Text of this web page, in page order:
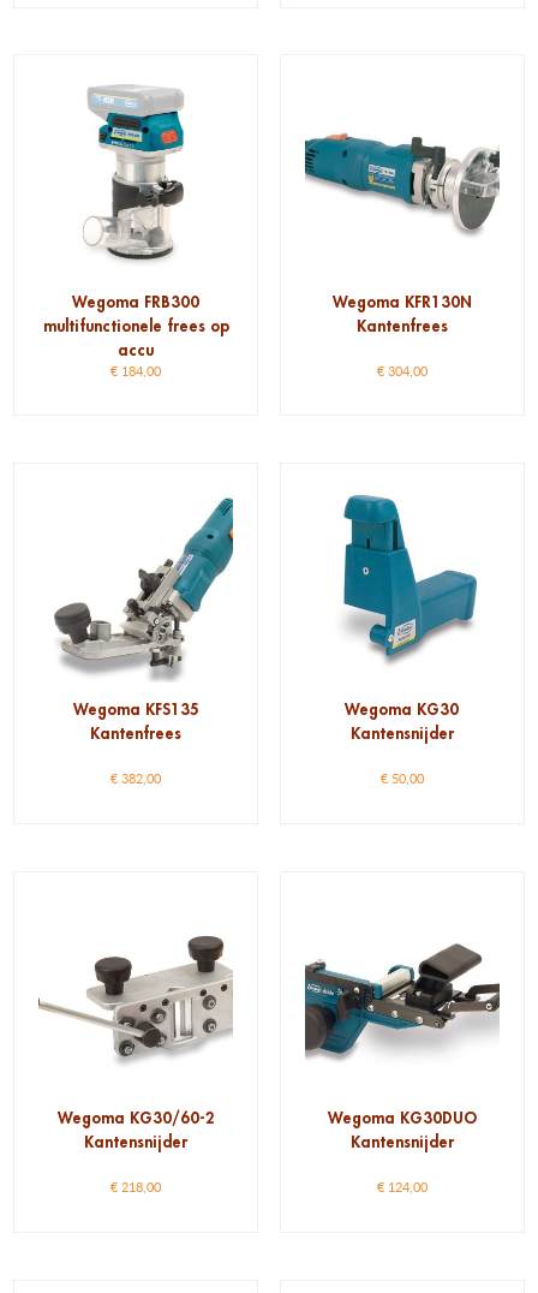
Wegoma FRB300
multifunctionele frees op
accu
€ 184,00
Wegoma KFR130N
Kantenfrees
€304,00
Wegoma KFS135
Kantenfrees
€ 382,00
Wegoma KG30
Kantensnijder
€50,00
Wegoma KG30/60-2
Kantensnijder
€ 218,00
Wegoma KG30DUO
Kantensnijder
€124,00